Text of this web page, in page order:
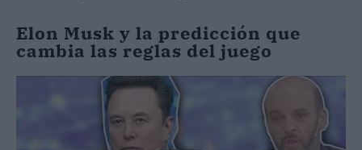
Elon Musk y la predicción que
cambia las reglas del juego